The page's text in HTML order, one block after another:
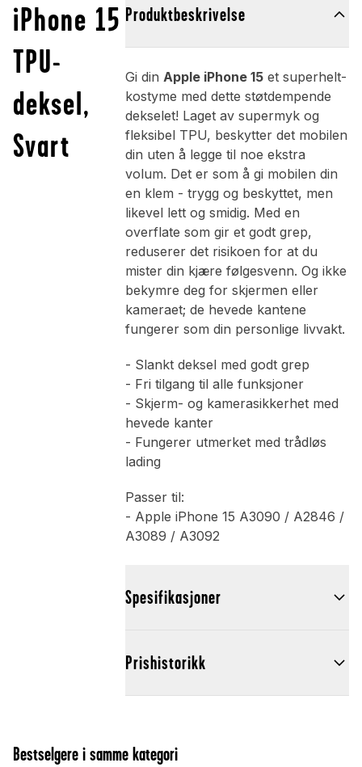
iPhone 15
TPU-
deksel,
Svart
Produktbeskrivelse
Gi din Apple iPhone 15et superhelt-
kostyme med dette støtdempende
dekselet! Laget av supermyk og
fleksibel TPU, beskytter det mobilen
din uten å legge til noe ekstra
volum. Det er som å gi mobilen din
en klem - trygg og beskyttet, men
likevel lett og smidig. Med en
overflate som gir et godt grep,
reduserer det risikoen for at du
mister din kjære følgesvenn. Og ikke
bekymre deg for skjermen eller
kameraet; de hevede kantene
fungerer som din personlige livvakt.
- Slankt deksel med godt grep
- Fri tilgang til alle funksjoner
- Skjerm- og kamerasikkerhet med
hevede kanter
- Fungerer utmerket med trådløs
lading
Passer til:
- Apple iPhone 15 A3090 / A2846 /
A3089 / A3092
Spesifikasjoner
Prishistorikk
Bestselgere i samme kategori